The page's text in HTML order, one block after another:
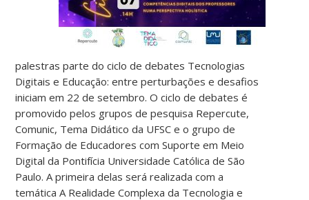
palestras parte do ciclo de debates Tecnologias
Digitais e Educação: entre perturbações e desafios
iniciam em 22 de setembro. O ciclo de debates é
promovido pelos grupos de pesquisa Repercute,
Comunic, Tema Didático da UFSC e o grupo de
Formação de Educadores com Suporte em Meio
Digital da Pontifícia Universidade Católica de São
Paulo. A primeira delas será realizada com a
temática A Realidade Complexa da Tecnologia e